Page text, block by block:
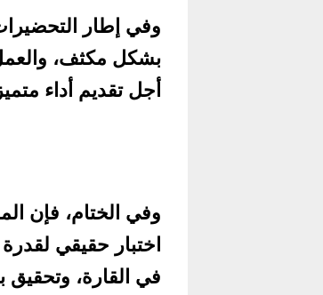
وفي إطار
بشكل مكثف،
أجل تقديم أداء
وفي الختام، فإن
اختبار حقيقي
في القارة، وتحقيق